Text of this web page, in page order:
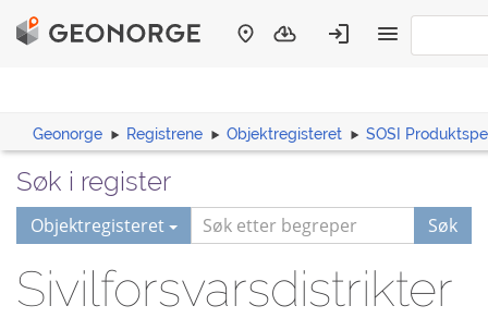
Geonorge Registrene Objektregisteret SOSI
Søk i register
Objektregisteret Søk
Sivilforsvarsdistrikter